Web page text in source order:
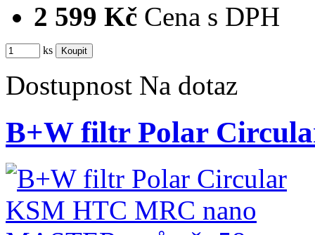
2 599 Kč Cena s DPH
ks
Dostupnost Na dotaz
B+W filtr Polar